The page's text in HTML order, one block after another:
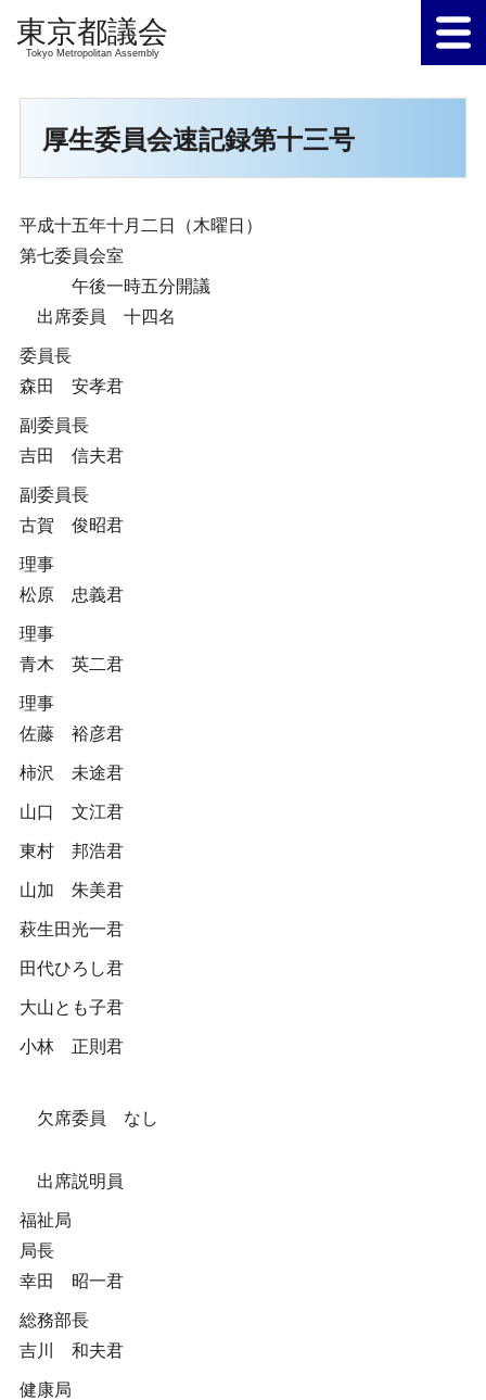
Tokyo Metropolitan Assembly
厚生委員会速記録第十三号
平成十五年十月二日（木曜日）
第七委員会室
午後一時五分開議
出席委員 十四名
委員長
森田 安孝君
副委員長
吉田 信夫君
副委員長
古賀 俊昭君
理事
松原 忠義君
理事
青木 英二君
理事
佐藤 裕彦君
柿沢 未途君
山口 文江君
東村 邦浩君
山加 朱美君
萩生田光一君
田代ひろし君
大山とも子君
小林 正則君
欠席委員 なし
出席説明員
福祉局
局長
幸田 昭一君
総務部長
吉川 和夫君
健康局